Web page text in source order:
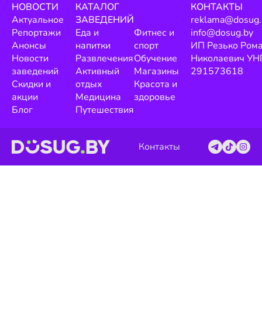
НОВОСТИ
Актуальное
Репортажи
Анонсы
Новости
заведений
Скидки и
акции
Блог
КАТАЛОГ
ЗАВЕДЕНИЙ
Еда и
напитки
Развлечения
Активный
отдых
Медицина
Путешествия
Фитнес и
спорт
Обучение
Магазины
Красота и
здоровье
КОНТАКТЫ
info@dosug.by
ИП Резько
Николаевич
291573618
Контакты